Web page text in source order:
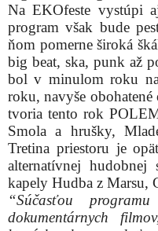
Na EKOfeste vystúpi
program však bude
ňom pomerne široká
big beat, ska, punk až
bol v minulom roku
roku, navyše
tvoria tento rok
Smola a hrušky,
Tretina priestoru je
alternatívnej hudobnej
kapely Hudba z Marsu,
“Súčasťou
dokumentárnych